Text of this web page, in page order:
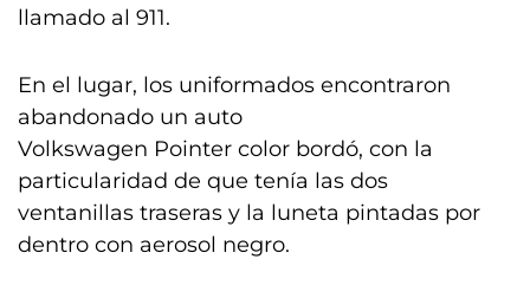
llamado al 911.
En el lugar, los uniformados encontraron
abandonado un auto
Volkswagen Pointer color bordó, con la
particularidad de que tenía las dos
ventanillas traseras y la luneta pintadas por
dentro con aerosol negro.